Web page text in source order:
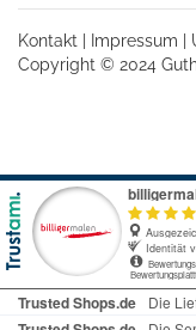
Kontakt Impressum
Copyright © 2024